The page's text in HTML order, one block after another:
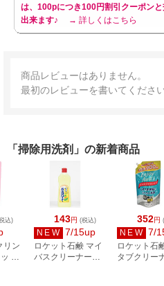
は、100pにつき100円割引クーポン
出来ます♪
→ 詳しくはこちら
商品レビューはありません。
最初のレビューを書いてください
「掃除用洗剤」の新着商品
143円 (税込)
NEW 7/15up
ロケット石鹸 マイ
バスクリーナー
352円
NEW 7/
ロケット石
タブクリー
込)
リン
フ